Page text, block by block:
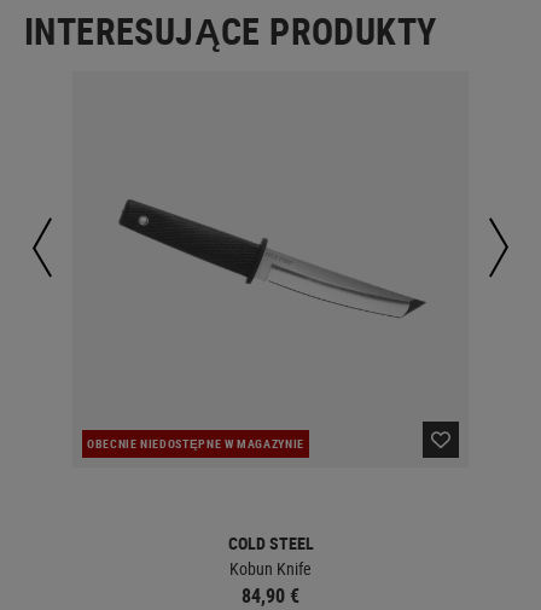
INTERESUJĄCE PRODUKTY
OBECNIE NIEDOSTĘPNE W MAGAZYNIE
COLD STEEL
Kobun Knife
84,90 €